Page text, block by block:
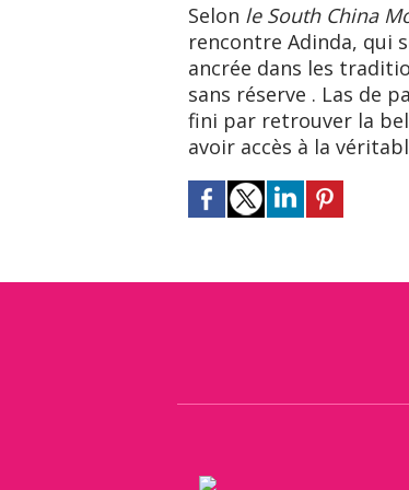
Selon le South China
rencontre Adinda, qui
ancrée dans les
sans réserve . Las de
fini par retrouver la
avoir accès à la